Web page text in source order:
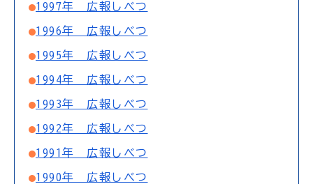
1997年 広報しべつ
1996年 広報しべつ
1995年 広報しべつ
1994年 広報しべつ
1993年 広報しべつ
1992年 広報しべつ
1991年 広報しべつ
1990年 広報しべつ